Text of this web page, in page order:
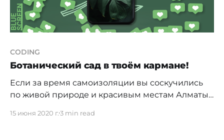
CODING
Ботанический сад в твоём кармане!
Если за время самоизоляции вы соскучились
по живой природе и красивым местам Алматы,
чтобы не заблудиться, можно использовать
15 июня 2020 г.3 min read